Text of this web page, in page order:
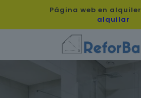
Página web en alquiler
alquilar